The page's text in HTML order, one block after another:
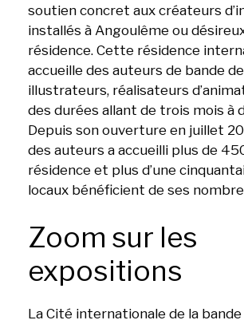
soutien concret aux créateurs
installés à Angoulême ou
résidence. Cette résidence
accueille des auteurs de bande
illustrateurs, réalisateurs
des durées allant de trois mois à
Depuis son ouverture en juillet
des auteurs a accueilli plus de
résidence et plus d’une
locaux bénéficient de ses
Zoom sur les
expositions
La Cité internationale de la